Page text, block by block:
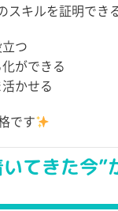
キルを証明でき
つ
ができる
かせる
です
てきた今”